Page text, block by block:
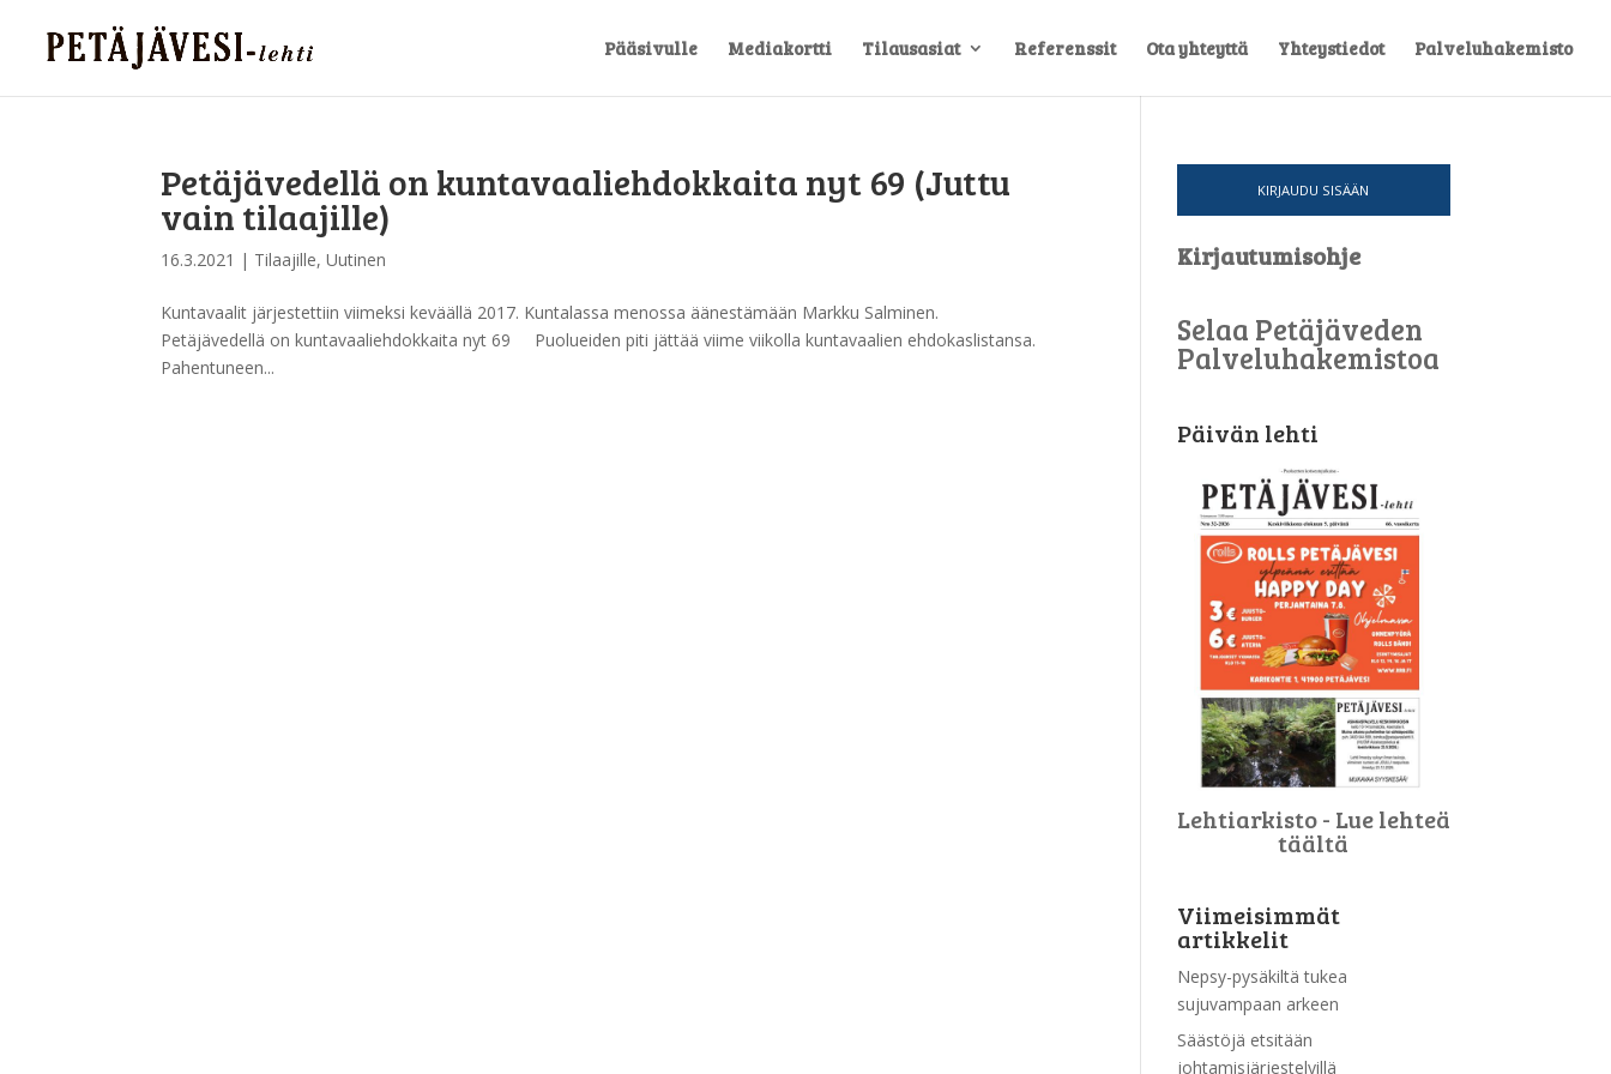
Pääsivulle Mediakortti Tilausasiat Referenssit Ota yhteyttä Yhteystiedot Palveluhakemisto
Petäjävedellä on kuntavaaliehdokkaita nyt 69 (Juttu
vain tilaajille)
16.3.2021 | Tilaajille,Uutinen
Kuntavaalit järjestettiin viimeksi keväällä 2017. Kuntalassa menossa äänestämään Markku Salminen.
Petäjävedellä on kuntavaaliehdokkaita nyt 69 Puolueiden piti jättää viime viikolla kuntavaalien ehdokaslistansa.
Pahentuneen...
KIRJAUDU SISÄÄN
Kirjautumisohje
Selaa Petäjäveden
Palveluhakemistoa
Päivän lehti
Lehtiarkisto - Lue lehteä
täältä
Viimeisimmät
artikkelit
Nepsy-pysäkiltä tukea
sujuvampaan arkeen
Säästöjä etsitään
johtamisjärjestelyillä